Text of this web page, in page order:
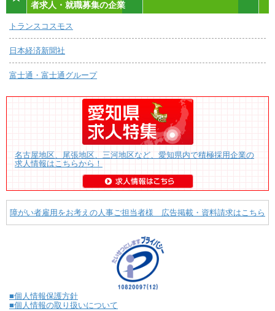
者求人・就職募集の企業
トランスコスモス
日本経済新聞社
富士通・富士通グループ
名古屋地区、尾張地区、三河地区など、愛知県内で積極採用企業の
求人情報はこちらから！
障がい者雇用をお考えの人事ご担当者様 広告掲載・資料請求はこちら
■個人情報保護方針
■個人情報の取り扱いについて